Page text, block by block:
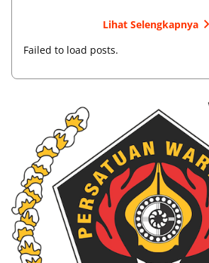
Lihat Selengkapnya
Failed to load posts.